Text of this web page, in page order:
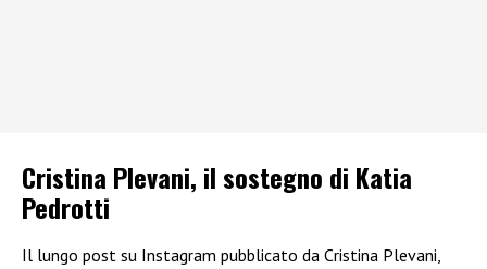
Cristina Plevani, il sostegno di Katia
Pedrotti
Il lungo post su Instagram pubblicato da Cristina Plevani,